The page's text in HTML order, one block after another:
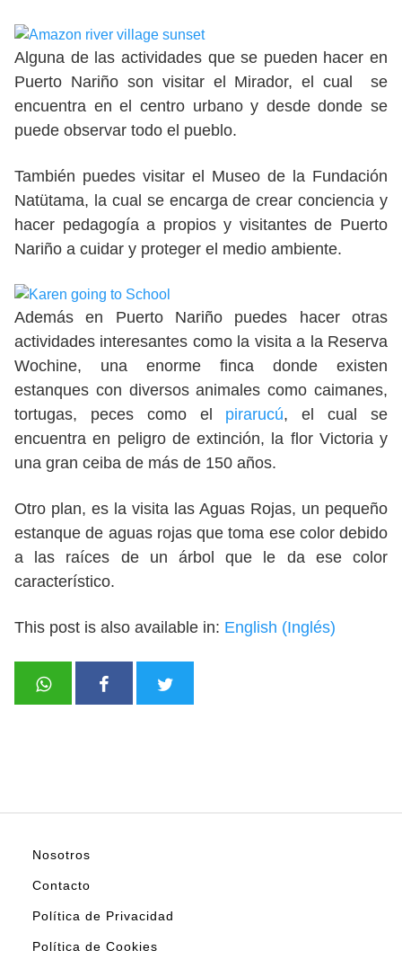
Alguna de las actividades que se pueden hacer en
Puerto Nariño son visitar el Mirador, el cual se
encuentra en el centro urbano y desde donde se
puede observar todo el pueblo.
También puedes visitar el Museo de la Fundación
Natütama, la cual se encarga de crear conciencia y
hacer pedagogía a propios y visitantes de Puerto
Nariño a cuidar y proteger el medio ambiente.
Además en Puerto Nariño puedes hacer otras
actividades interesantes como la visita a la Reserva
Wochine, una enorme finca donde existen
estanques con diversos animales como caimanes,
tortugas, peces como el pirarucú, el cual se
encuentra en peligro de extinción, la flor Victoria y
una gran ceiba de más de 150 años.
Otro plan, es la visita las Aguas Rojas, un pequeño
estanque de aguas rojas que toma ese color debido
a las raíces de un árbol que le da ese color
característico.
This post is also available in: English (Inglés)
Nosotros
Contacto
Política de Privacidad
Política de Cookies